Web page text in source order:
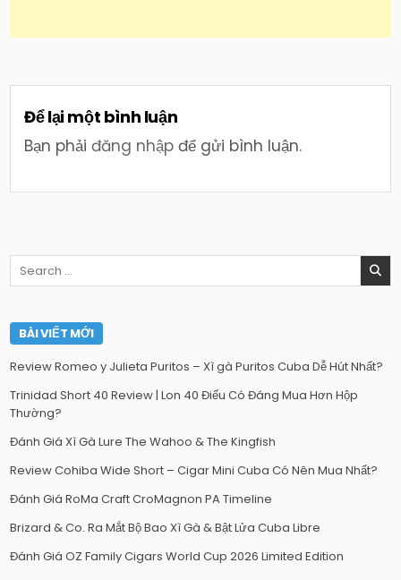
Để lại một bình luận
Bạn phảiđăng nhập để gửi bình luận.
Search
BÀI VIẾT MỚI
Review Romeo y Julieta Puritos – Xì gà Puritos Cuba Dễ Hút Nhất?
Trinidad Short 40 Review | Lon 40 Điếu Có Đáng Mua Hơn Hộp
Thường?
Đánh Giá Xì Gà Lure The Wahoo & The Kingfish
Review Cohiba Wide Short – Cigar Mini Cuba Có Nên Mua Nhất?
Đánh Giá RoMa Craft CroMagnon PA Timeline
Brizard & Co. Ra Mắt Bộ Bao Xì Gà & Bật Lửa Cuba Libre
Đánh Giá OZ Family Cigars World Cup 2026 Limited Edition